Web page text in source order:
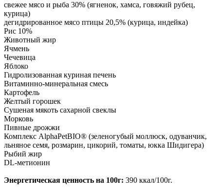
свежее мясо и рыба 30% (ягненок, хамса, говяжий рубец,
курица)
дегидрированное мясо птицы 20,5% (курица, индейка)
Рис 10%
Животный жир
Ячмень
Чечевица
Яблоко
Гидролизованная куриная печень
Витаминно-минеральная смесь
Картофель
Желтый горошек
Сушеная мякоть сахарной свеклы
Морковь
Пивные дрожжи
Комплекс AlphaPetBIO® (зеленогубый моллюск, одуванчик,
льняное семя, розмарин, цикорий, томаты, юкка Шидигера)
Рыбий жир
DL-метионин
Энергетическая ценность на 100г: 390 ккал/100г.